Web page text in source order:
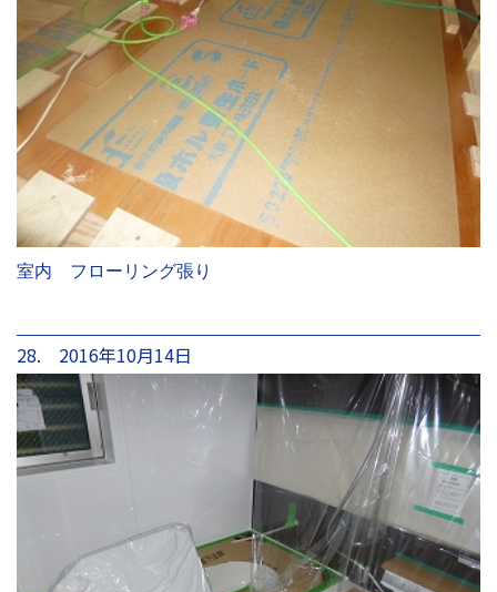
室内 フローリング張り
28. 2016年10月14日